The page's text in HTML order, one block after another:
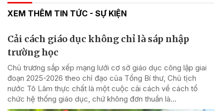
XEM THÊM TIN TỨC - SỰ KIỆN
Cải cách giáo dục không chỉ là sáp nhập
trường học
Chủ trương sắp xếp mạng lưới cơ sở giáo dục công lập giai
đoạn 2025-2026 theo chỉ đạo của Tổng Bí thư, Chủ tịch
nước Tô Lâm thực chất là một cuộc cải cách về cách tổ
chức hệ thống giáo dục, chứ không đơn thuần là...